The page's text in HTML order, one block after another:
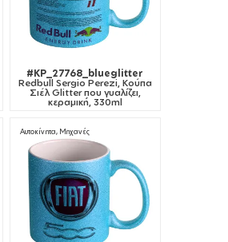
#KP_27768_blueglitter
Redbull Sergio Perezi, Κούπα
Σιέλ Glitter που γυαλίζει,
κεραμική, 330ml
Αυτοκίνητα, Μηχανές